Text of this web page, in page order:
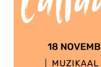
buurtvereniging
Buytenrode
op
18